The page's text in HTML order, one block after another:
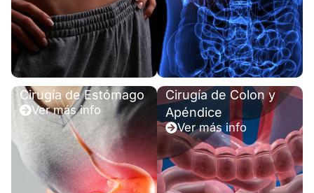
Cirugía de Estómago
Ver más info
Cirugía de Colon y
Apéndice
Ver más info